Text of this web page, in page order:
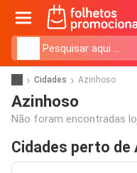
Cidades Azinhoso
Azinhoso
Não foram encontradas
Cidades perto de